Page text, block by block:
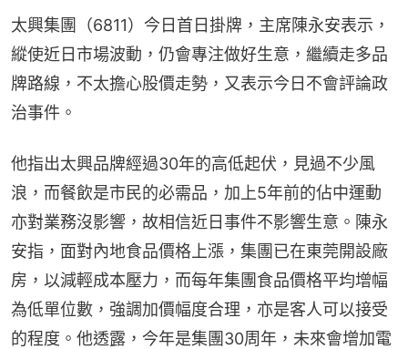
太興集團（6811）今日首日掛牌，主席陳永安表示，
縱使近日市場波動，仍會專注做好生意，繼續走多品
牌路線，不太擔心股價走勢，又表示今日不會評論政
治事件。
他指出太興品牌經過30年的高低起伏，見過不少風
浪，而餐飲是市民的必需品，加上5年前的佔中運動
亦對業務沒影響，故相信近日事件不影響生意。陳永
安指，面對內地食品價格上漲，集團已在東莞開設廠
房，以減輕成本壓力，而每年集團食品價格平均增幅
為低單位數，強調加價幅度合理，亦是客人可以接受
的程度。他透露，今年是集團30周年，未來會增加電